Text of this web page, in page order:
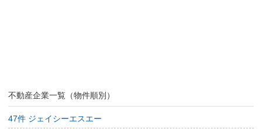
不動産企業一覧（物件順別）
47件 ジェイシーエスエー